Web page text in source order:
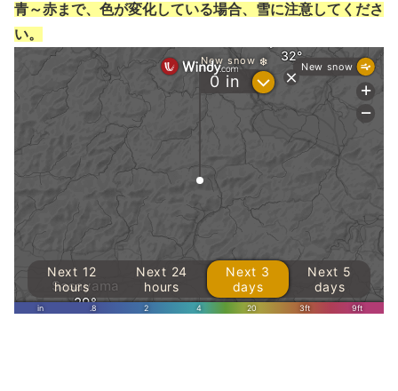
青～赤まで、色が変化している場合、雪に注意してくださ
い。